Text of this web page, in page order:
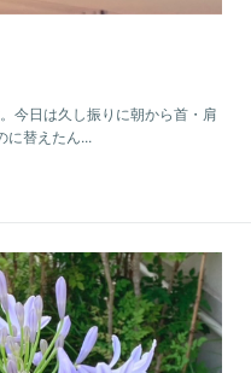
今日は久し振りに朝から首・肩
に替えたん...